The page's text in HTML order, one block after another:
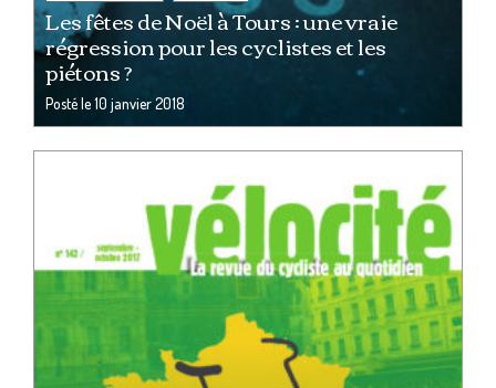
Les fêtes de Noël à Tours : une vraie
régression pour les cyclistes et les
piétons ?
Posté le10 janvier 2018